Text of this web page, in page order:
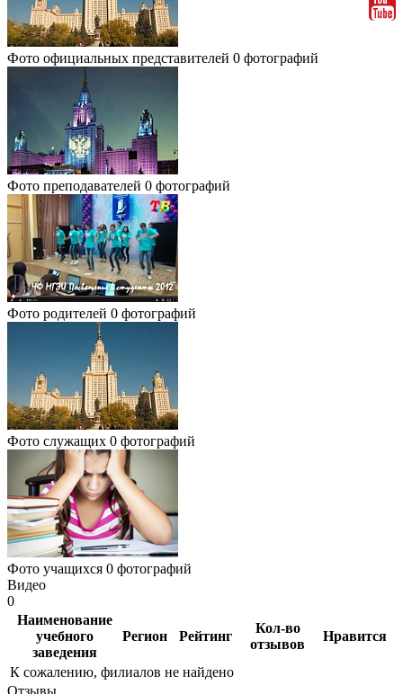
Фото официальных представителей 0 фотографий
Фото преподавателей 0 фотографий
Фото родителей 0 фотографий
Фото служащих 0 фотографий
Фото учащихся 0 фотографий
Видео
0
Наименование
учебного
заведения
Регион Рейтинг
Кол-во
отзывов
Нравится
К сожалению, филиалов не найдено
Отзывы